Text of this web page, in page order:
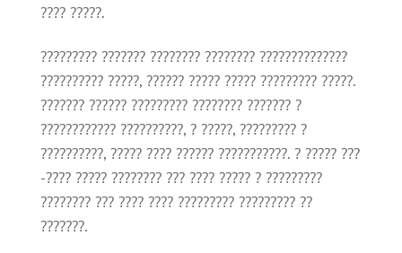
???? ?????.
????????? ??????? ???????? ???????? ??????????????
?????????? ?????, ?????? ????? ????? ????????? ?????.
??????? ?????? ????????? ???????? ??????? ?
???????????? ??????????, ? ?????, ????????? ?
??????????, ????? ???? ?????? ???????????. ? ????? ???
-???? ????? ???????? ??? ???? ????? ? ?????????
???????? ??? ???? ???? ????????? ????????? ??
???????.